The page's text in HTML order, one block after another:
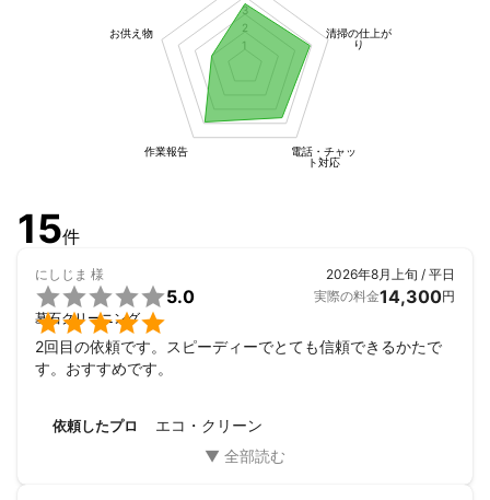
清掃の仕上が
り
電話・チャッ
ト対応
作業報告
お供え物
1
2
3
15件
にしじま 様


5.0
墓石クリーニング
2026年8月上旬 / 平日
実際の料金14,300円
2回目の依頼です。スピーディーでとても信頼できるかたで
す。おすすめです。
依頼したプロ エコ・クリーン